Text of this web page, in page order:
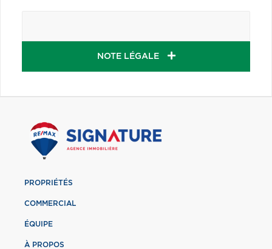
NOTE LÉGALE
PROPRIÉTÉS
COMMERCIAL
ÉQUIPE
À PROPOS